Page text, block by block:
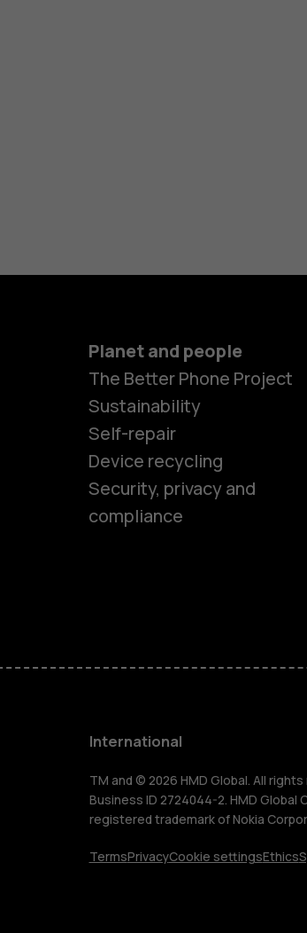
Smartphones
HMD Terra M
For business
Tablets
Planet and people
The Better Phone Project
Sustainability
Self-repair
Device recycling
Security, privacy and
compliance
International
TM and © 2026 HMD Global. All
Business ID 2724044-2. HMD Global
registered trademark of Nokia
TermsPrivacyCookie settingsEthics